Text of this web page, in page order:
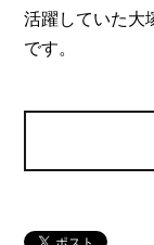
活躍していた大
です。